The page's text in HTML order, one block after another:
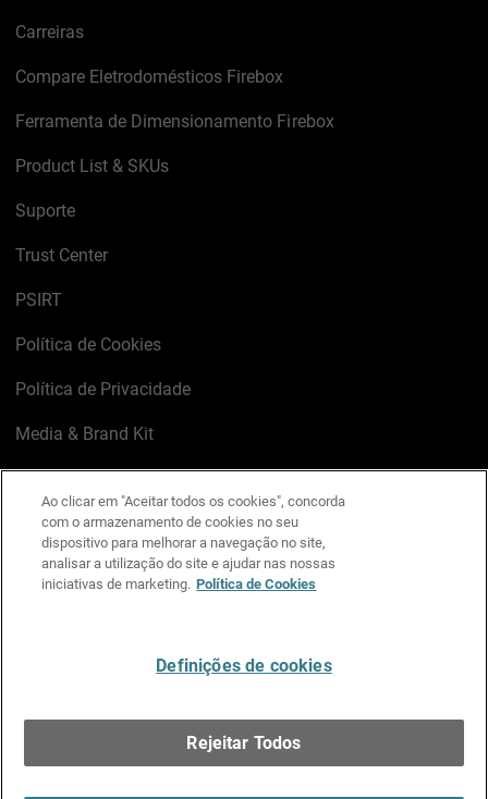
Carreiras
Compare Eletrodomésticos Firebox
Ferramenta de Dimensionamento Firebox
Product List & SKUs
Suporte
Trust Center
PSIRT
Política de Cookies
Política de Privacidade
Media & Brand Kit
LinkedIn
X FacebookInstagram
YouTube
Ao clicar em "Aceitar todos os cookies", concorda
com o armazenamento de cookies no seu
dispositivo para melhorar a navegação no site,
analisar a utilização do site e ajudar nas nossas
iniciativas de marketing. Política de Cookies
Definições de cookies
Rejeitar Todos